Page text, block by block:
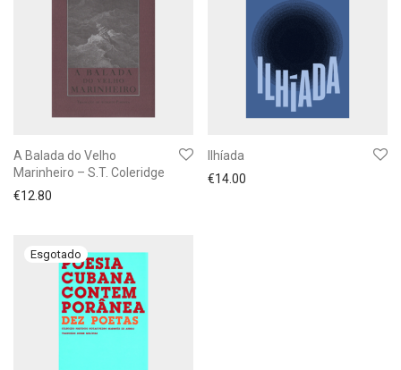
A Balada do Velho
Marinheiro – S.T. Coleridge
€12.80
Ilhíada
€14.00